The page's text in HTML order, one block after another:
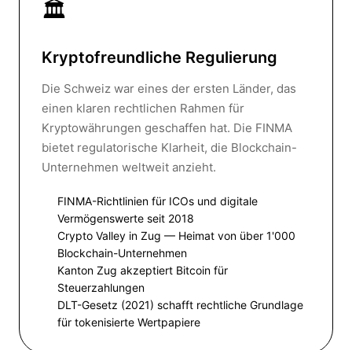
🏛️
Kryptofreundliche Regulierung
Die Schweiz war eines der ersten Länder, das
einen klaren rechtlichen Rahmen für
Kryptowährungen geschaffen hat. Die FINMA
bietet regulatorische Klarheit, die Blockchain-
Unternehmen weltweit anzieht.
FINMA-Richtlinien für ICOs und digitale
Vermögenswerte seit 2018
Crypto Valley in Zug — Heimat von über 1'000
Blockchain-Unternehmen
Kanton Zug akzeptiert Bitcoin für
Steuerzahlungen
DLT-Gesetz (2021) schafft rechtliche Grundlage
für tokenisierte Wertpapiere